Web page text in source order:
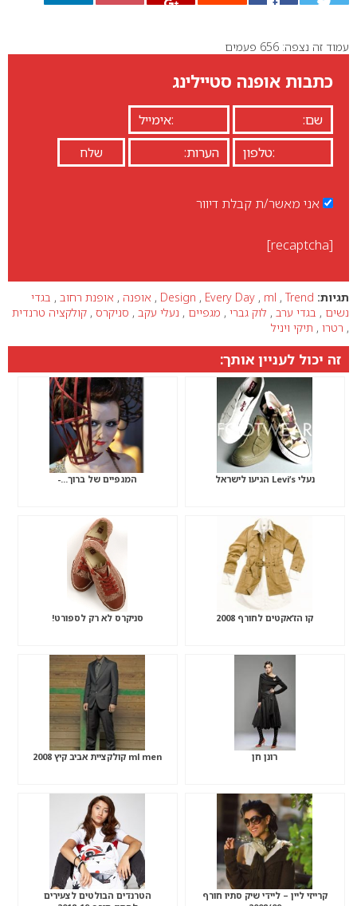
0
עמוד זה נצפה: 656 פעמים
כתבות אופנה סטיילינג
אני מאשר/ת קבלת דיוור
[recaptcha]
תגיות: Design , Every Day , ml , Trend
, אופנה , אופנת רחוב , בגדי
נשים , בגדי ערב , לוק גברי , מגפיים , נעלי עקב , סניקרס , קולקציה טרנדית
, רטרו , תיקי ויניל
זה יכול לעניין אותך:
נעלי Levi’s הגיעו לישראל המגפיים של ברוך…-
קו הז’אקטים לחורף 2008 סניקרס לא רק לספורט!
רונן חן ml men קולקציית אביב קיץ 2008
קרייזי ליין – ליידי שיק סתיו חורף
הטרנדים הבולטים לצעירים